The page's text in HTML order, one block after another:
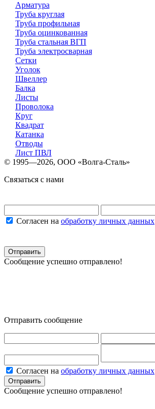
Арматура
Труба круглая
Труба профильная
Труба оцинкованная
Труба стальная ВГП
Труба электросварная
Сетки
Уголок
Швеллер
Балка
Листы
Проволока
Круг
Квадрат
Катанка
Отводы
Лист ПВЛ
© 1995—2026, OOO «Волга-Сталь»
Связаться с нами
Согласен на обработку личных данных
Отправить
Сообщение успешно отправлено!
Отправить сообщение
Согласен на обработку личных данных
Отправить
Сообщение успешно отправлено!